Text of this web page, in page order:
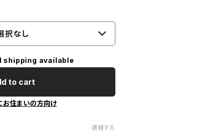
択なし
shipping available
to cart
お住まいの方向け
通報する